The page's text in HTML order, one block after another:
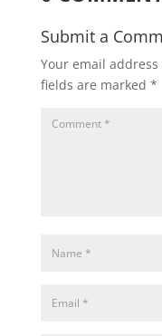
Submit a
Your email
fields are marked *